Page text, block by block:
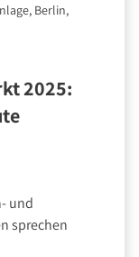
Berlin,
2025:
und
sprechen